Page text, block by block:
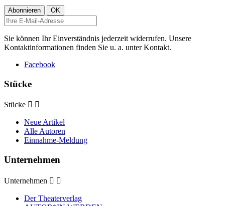
Sie können Ihr Einverständnis jederzeit widerrufen. Unsere
Kontaktinformationen finden Sie u. a. unter Kontakt.
Facebook
Stücke
Stücke  
Neue Artikel
Alle Autoren
Einnahme-Meldung
Unternehmen
Unternehmen  
Der Theaterverlag